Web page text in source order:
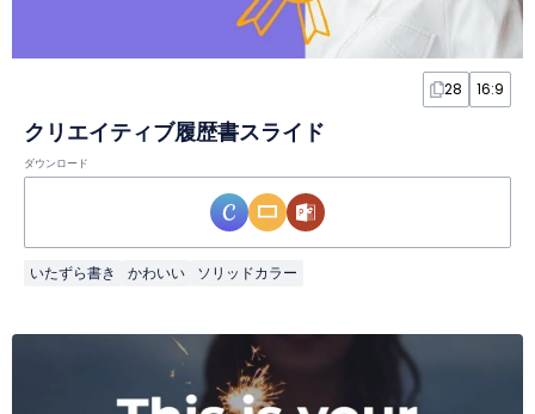
28 16:9
クリエイティブ履歴書スライド
ダウンロード
いたずら書き かわいい ソリッドカラー